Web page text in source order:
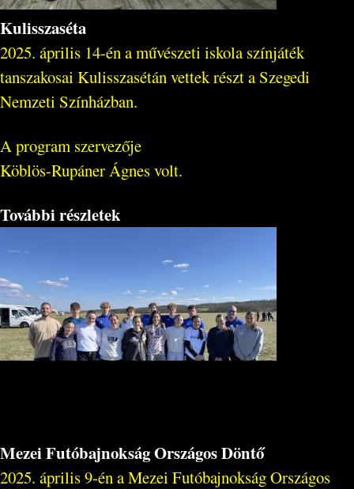
Kulisszaséta
2025. április 14-én a művészeti iskola színjáték
tanszakosai Kulisszasétán vettek részt a Szegedi
Nemzeti Színházban.
A program szervezője
Köblös-Rupáner Ágnes volt.
További részletek
Mezei Futóbajnokság Országos Döntő
2025. április 9-én a Mezei Futóbajnokság Országos